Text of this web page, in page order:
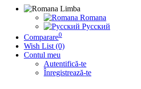
Limba
Romana
Русский
Comparare0
Wish List (0)
Contul meu
Autentifică-te
Înregistrează-te